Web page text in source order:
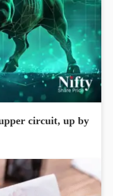
circuit, up by